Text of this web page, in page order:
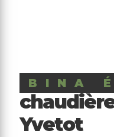
BINA
Yvetot